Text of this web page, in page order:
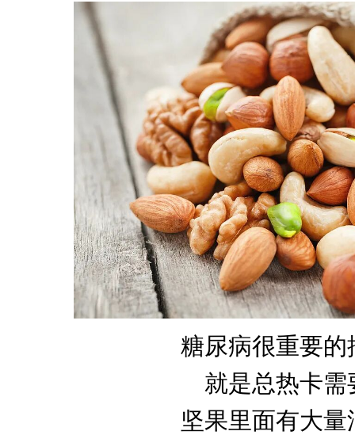
糖尿病很重要的
就是总热卡需
坚果里面有大量